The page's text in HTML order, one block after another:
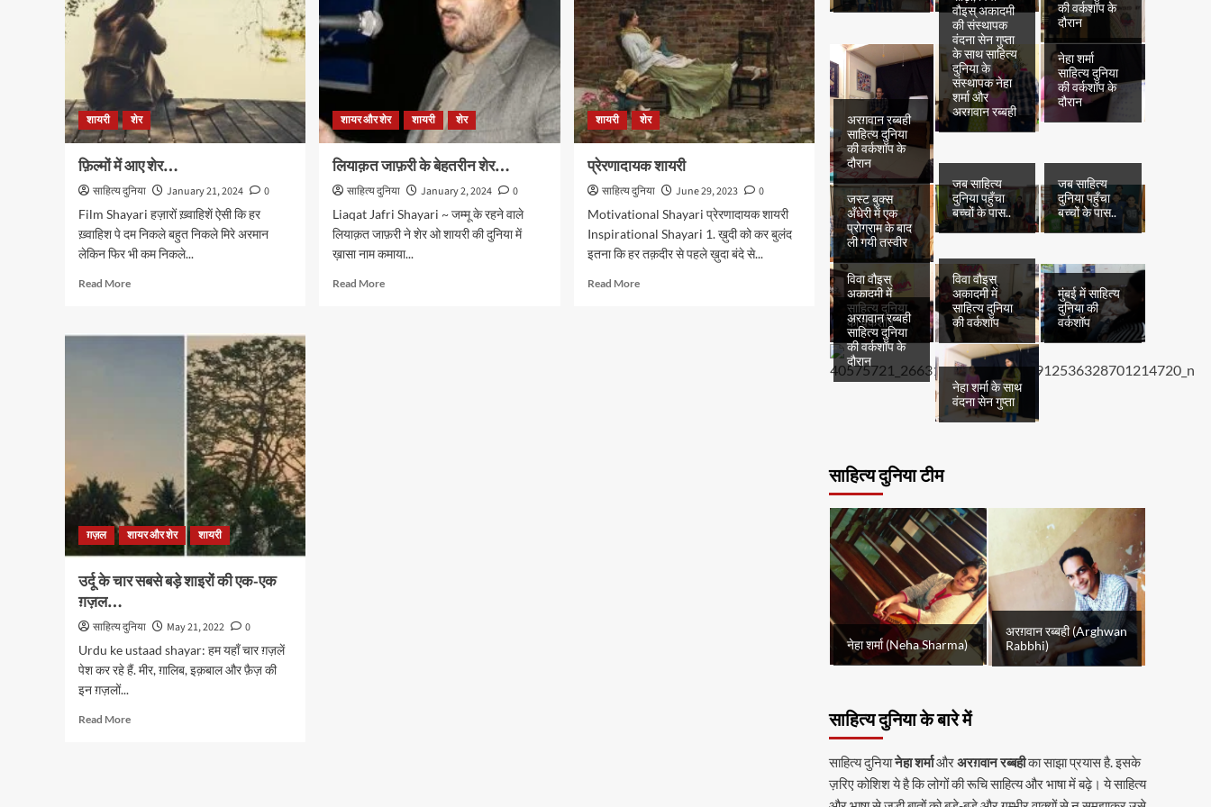
शायरी शेर
फ़िल्मों में आए शेर…
साहित्य दुनिया January 21, 2024
0
Film Shayari हज़ारों ख़्वाहिशें ऐसी कि हर
ख़्वाहिश पे दम निकले बहुत निकले मिरे अरमान
लेकिन फिर भी कम निकले...
Read MoreRead
फ़िल्मों
शायर और शेर शायरी शेर
लियाक़त जाफ़री के बेहतरीन शेर…
साहित्य दुनिया January 2, 2024
0
Liaqat Jafri Shayari ~ जम्मू के रहने वाले
लियाक़त जाफ़री ने शेर ओ शायरी की दुनिया में
ख़ासा नाम कमाया...
Read MoreRead
शायरी शेर
प्रेरणादायक शायरी
साहित्य दुनिया June 29, 2023
0
Motivational Shayari प्रेरणादायक शायरी
Inspirational Shayari 1. ख़ुदी को कर बुलंद
इतना कि हर तक़दीर से पहले ख़ुदा बंदे से...
Read MoreRead
ग़ज़ल शायर और शेर शायरी
उर्दू के चार सबसे बड़े शाइरों की एक-एक
ग़ज़ल…
साहित्य दुनिया May 21, 2022
0
Urdu ke ustaad shayar: हम यहाँ चार ग़ज़लें
पेश कर रहे हैं. मीर, ग़ालिब, इक़बाल और फ़ैज़ की
इन ग़ज़लों...
Read MoreRead
की वर्कशॉप के
दौरान
अरग़वान रब्बही
साहित्य दुनिया
की वर्कशॉप के
दौरान
वौइस् अकादमी
की संस्थापक
वंदना सेन गुप्ता
के साथ साहित्य
दुनिया के
संस्थापक नेहा
शर्मा और
अरग़वान रब्बही
नेहा शर्मा
साहित्य दुनिया
की वर्कशॉप के
दौरान
जस्ट बुक्स
अँधेरी में एक
प्रोग्राम के बाद
ली गयी तस्वीर
जब साहित्य
दुनिया पहुँचा
बच्चों के पास..
जब साहित्य
दुनिया पहुँचा
बच्चों के पास..
विवा वौइस्
अकादमी में
साहित्य दुनिया
की वर्कशॉप
विवा वौइस्
अकादमी में
साहित्य दुनिया
की वर्कशॉप
मुंबई में साहित्य
दुनिया की
वर्कशॉप
अरग़वान रब्बही
साहित्य दुनिया
की वर्कशॉप के
दौरान
नेहा शर्मा के साथ
वंदना सेन गुप्ता
साहित्य दुनिया टीम
नेहा शर्मा (Neha Sharma)
अरग़वान रब्बही (Arghwan
Rabbhi)
साहित्य दुनिया के बारे में
साहित्य दुनियानेहा शर्माऔरअरग़वान रब्बहीका साझा प्रयास है. इसके
ज़रिए कोशिश ये है कि लोगों की रूचि साहित्य और भाषा में बढ़े। ये साहित्य